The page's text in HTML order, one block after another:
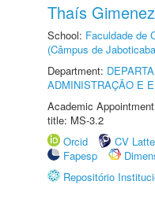
Thaís
School: Faculdade de
(Câmpus de
Department:
ADMINISTRAÇÃO E
Academic
title: MS-3.2
Orcid
CV
Fapesp
Repositório